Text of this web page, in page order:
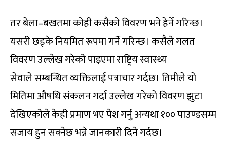
तर बेला–बखतमा कोही कसैको विवरण भने हेर्ने गरिन्छ।
यसरी छड्के नियमित रूपमा गर्ने गरिन्छ। कसैले गलत
विवरण उल्लेख गरेको पाइएमा राष्ट्रिय स्वास्थ्य
सेवाले सम्बन्धित व्यक्तिलाई पत्राचार गर्दछ। तिमीले यो
मितिमा औषधि संकलन गर्दा उल्लेख गरेको विवरण झुटा
देखिएकोले केही प्रमाण भए पेश गर्नु अन्यथा १०० पाउण्डसम्म
सजाय हुन सक्नेछ भन्ने जानकारी दिने गर्दछ।